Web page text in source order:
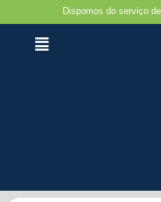
Avançar
Dispomos do serviço de